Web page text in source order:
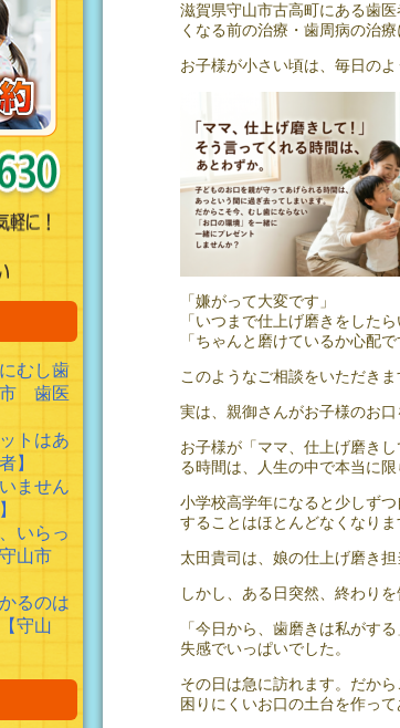
むし歯
市 歯医
トはあ
】
ません
いらっ
山市
るのは
守山
滋賀県守山市古高町にある歯
くなる前の治療・歯周病の治療
お子様が小さい頃は、毎日の
「嫌がって大変です」
「いつまで仕上げ磨きをしたら
「ちゃんと磨けているか心配で
このようなご相談をいただきま
実は、親御さんがお子様のお
お子様が「ママ、仕上げ磨き
る時間は、人生の中で本当に限
小学校高学年になると少しず
することはほとんどなくなりま
太田貴司は、娘の仕上げ磨き
しかし、ある日突然、終わりを
「今日から、歯磨きは私がす
失感でいっぱいでした。
その日は急に訪れます。だか
困りにくいお口の土台を作って